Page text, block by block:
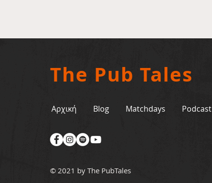
The Pub Tales
Αρχική Blog Matchdays Podcast
© 2021 by The PubTales